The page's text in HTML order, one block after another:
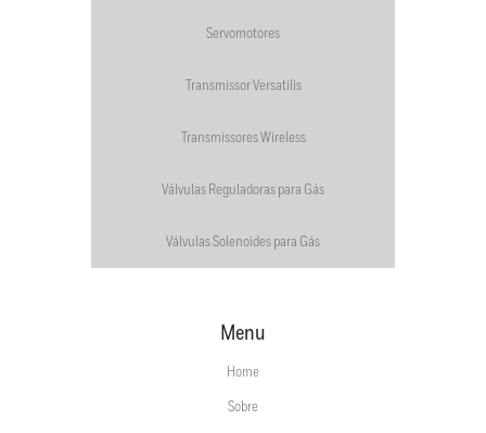
Servomotores
Transmissor Versatilis
Transmissores Wireless
Válvulas Reguladoras para Gás
Válvulas Solenoides para Gás
Menu
Home
Sobre